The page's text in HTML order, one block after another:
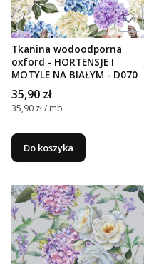
Tkanina wodoodporna
oxford - HORTENSJE I
MOTYLE NA BIAŁYM - D070
Cena
35,90 zł
Cena jednostkowa
35,90 zł / mb
Do koszyka